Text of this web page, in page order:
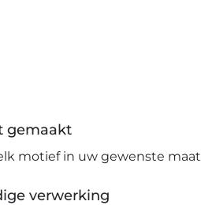
gemaakt
motief in uw gewenste maat
verwerking